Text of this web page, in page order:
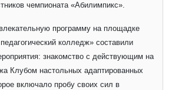
чемпионата «Абилимпикс».
программу на площадке
колледж» составили
знакомство с действующим на
Клубом настольных адаптированных
включало пробу своих сил в